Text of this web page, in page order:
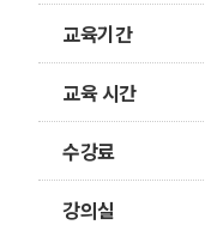
교육기간
교육 시간
수강료
강의실